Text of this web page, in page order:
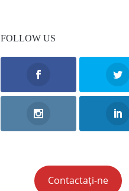
FOLLOW US
Contactați-ne